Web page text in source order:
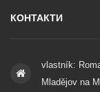
КОНТАКТИ
vlastník:
Mladějov na